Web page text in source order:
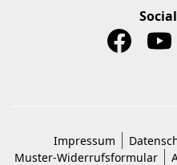
Impressum
Muster-Widerrufsformular